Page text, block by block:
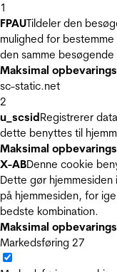
1
FPAUTildeler den
mulighed for
den samme
Maksimal
sc-static.net
2
u_scsidRegistrerer
dette benyttes til
Maksimal
X-ABDenne cookie
Dette gør
på hjemmesiden, for
bedste kombination.
Maksimal
Markedsføring 27